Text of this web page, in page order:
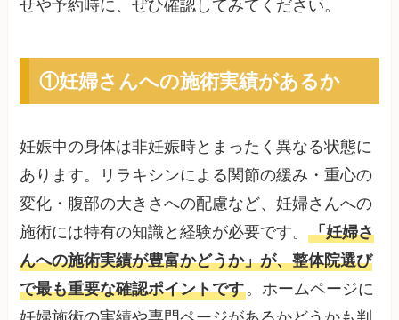
せや予約時に、ぜひ確認してみてください。
①妊婦さんへの施術実績があるか
妊娠中の身体は非妊娠時とまったく異なる状態に
あります。リラキシンによる関節の緩み・重心の
変化・腹部の大きさへの配慮など、妊婦さんへの
施術には特有の知識と経験が必要です。「妊婦さ
んへの施術実績が豊富かどうか」が、整体院選び
で最も重要な確認ポイントです。ホームページに